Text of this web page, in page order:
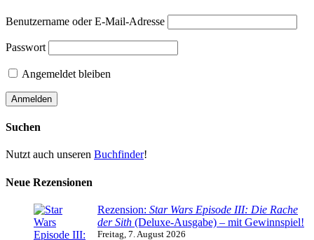
Benutzername oder E-Mail-Adresse
Passwort
Angemeldet bleiben
Suchen
Nutzt auch unseren Buchfinder!
Neue Rezensionen
Rezension: Star Wars Episode III: Die Rache
der Sith (Deluxe-Ausgabe) – mit Gewinnspiel!
Freitag, 7. August 2026